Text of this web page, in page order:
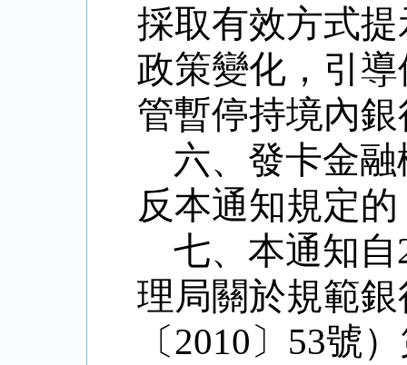
採取有效方式
政策變化，引
管暫停持境內
六、發卡金
反本通知規定
七、本通知自
理局關於規範
〔2010〕 53號